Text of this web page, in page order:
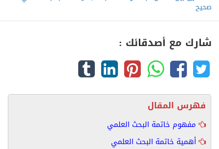
صحيح
شارك مع أصدقائك :
فهرس المقال
مفهوم خاتمة البحث العلمي
أهمية خاتمة البحث العلمي